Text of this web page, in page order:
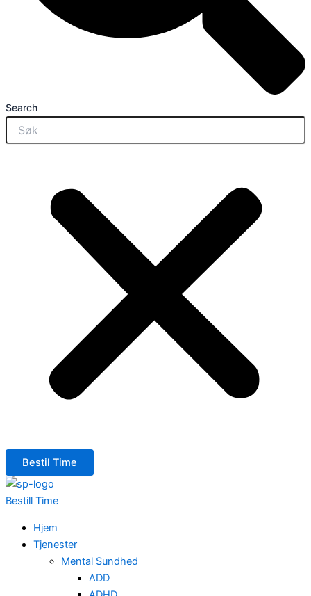
Search
Bestil Time
Bestill Time
Hjem
Tjenester
Mental Sundhed
ADD